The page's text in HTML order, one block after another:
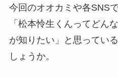
今回のオオカミや各SNS
「松本怜生くんってどん
が知りたい」と思ってい
しょうか。